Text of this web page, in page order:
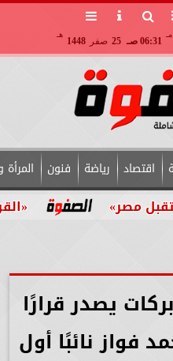
مـ
06:31 صـ 25 صفر 1448
هـ
اقتصاد رياضة فنون
«القومي
يصدر قرارًا
فواز نائبًا أول